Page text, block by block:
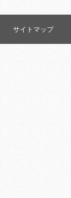
サイトマップ